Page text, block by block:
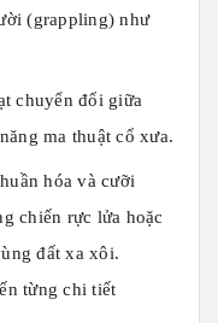
(grappling) như
chuyển đổi giữa
ma thuật cổ xưa.
hóa và cưỡi
chiến rực lửa hoặc
đất xa xôi.
từng chi tiết